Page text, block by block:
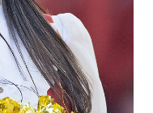
2012.
without